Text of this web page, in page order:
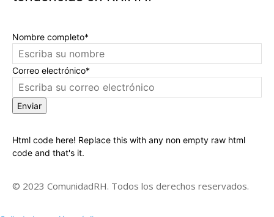
Nombre completo*
Correo electrónico*
Enviar
Html code here! Replace this with any non empty raw html
code and that's it.
© 2023 ComunidadRH. Todos los derechos reservados.